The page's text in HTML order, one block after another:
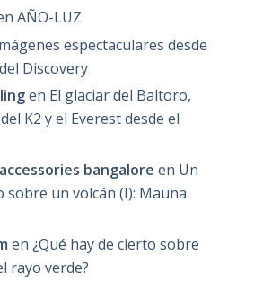
AÑO-LUZ
espectaculares desde
Discovery
en El glaciar del Baltoro,
K2 y el Everest desde el
bangalore en Un
un volcán (I): Mauna
en ¿Qué hay de cierto sobre
rayo verde?